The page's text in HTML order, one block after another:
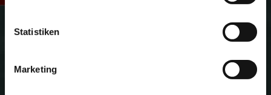
Statistiken
Marketing
e